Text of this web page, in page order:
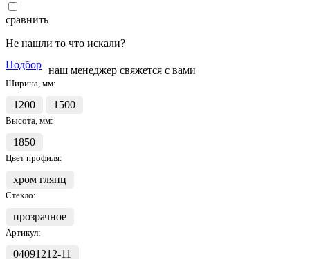
сравнить
Не нашли то что искали?
Подбор наш менеджер свяжется с вами
Ширина, мм:
1200 1500
Высота, мм:
1850
Цвет профиля:
хром глянц
Стекло:
прозрачное
Артикул:
04091212-11